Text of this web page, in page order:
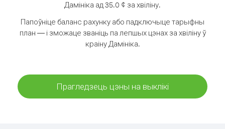
Дамініка ад 35.0 ¢ за хвіліну.
Папоўніце баланс рахунку або падключыце тарыфны
план — і зможаце званіць па лепшых цэнах за хвіліну ў
краіну Дамініка.
Прагледзець цэны на выклікі